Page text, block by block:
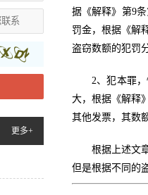
更多+
据《解释》第9
罚金，根据《解
盗窃数额的犯罚
2、犯本罪
大，根据《解释
其他发票，其数
根据上述文
但是根据不同的